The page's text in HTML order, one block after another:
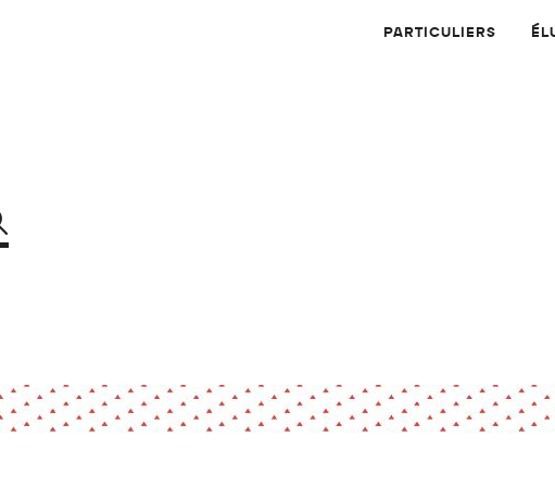
PARTICULIERS
Dossier